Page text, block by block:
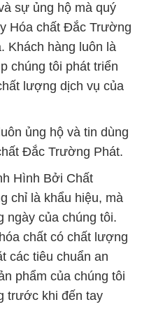
sự ủng hộ mà quý
Hóa chất Đắc Trường
Khách hàng luôn là
chúng tôi phát triển
lượng dịch vụ của
ủng hộ và tin dùng
Đắc Trường Phát.
Hình Bởi Chất
chỉ là khẩu hiệu, mà
ngày của chúng tôi.
chất có chất lượng
các tiêu chuẩn an
phẩm của chúng tôi
trước khi đến tay